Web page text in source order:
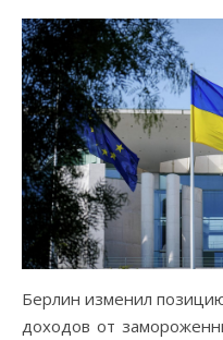
Берлин изменил
доходов от